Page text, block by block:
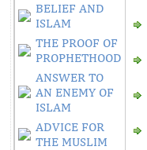
BELIEF AND
ISLAM
THE PROOF OF
PROPHETHOOD
ANSWER TO
AN ENEMY OF
ISLAM
ADVICE FOR
THE MUSLIM